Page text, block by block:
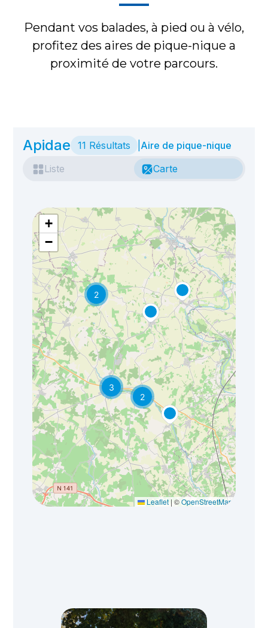
Pendant vos balades, à pied ou à vélo,
profitez des aires de pique-nique a
proximité de votre parcours.